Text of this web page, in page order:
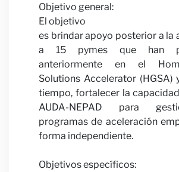
Objetivo general:
El objetivo
es brindar apoyo posterior a la
a 15 pymes que han
anteriormente en el
Solutions Accelerator (HGSA)
tiempo, fortalecer la
AUDA-NEPAD para
programas de aceleración
forma independiente.
Objetivos específicos: